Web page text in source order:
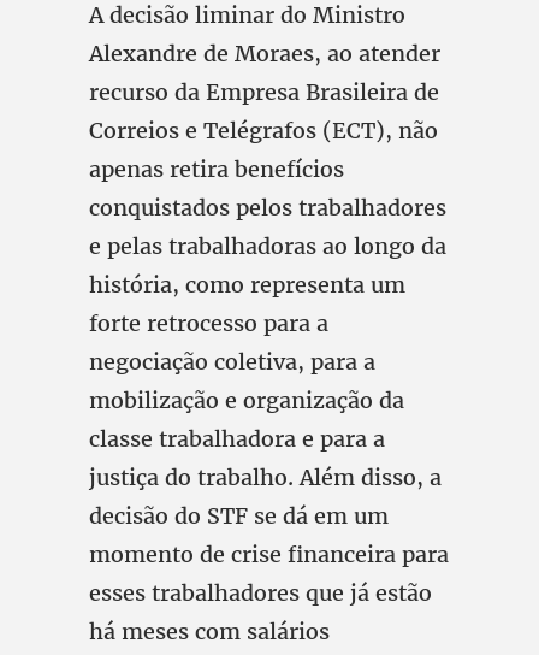
A decisão liminar do Ministro
Alexandre de Moraes, ao atender
recurso da Empresa Brasileira de
Correios e Telégrafos (ECT), não
apenas retira benefícios
conquistados pelos trabalhadores
e pelas trabalhadoras ao longo da
história, como representa um
forte retrocesso para a
negociação coletiva, para a
mobilização e organização da
classe trabalhadora e para a
justiça do trabalho. Além disso, a
decisão do STF se dá em um
momento de crise financeira para
esses trabalhadores que já estão
há meses com salários